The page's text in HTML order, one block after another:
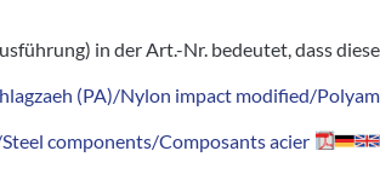
in der Art.-Nr. bedeutet, dass
(PA)/Nylon impact modified/
components/Composants acier